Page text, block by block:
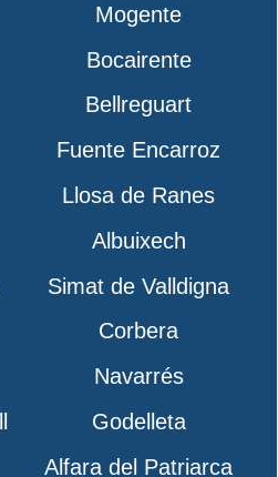
Mogente
Bocairente
Bellreguart
Fuente Encarroz
Llosa de Ranes
Albuixech
Simat de Valldigna
Corbera
Navarrés
Godelleta
Alfara del Patriarca